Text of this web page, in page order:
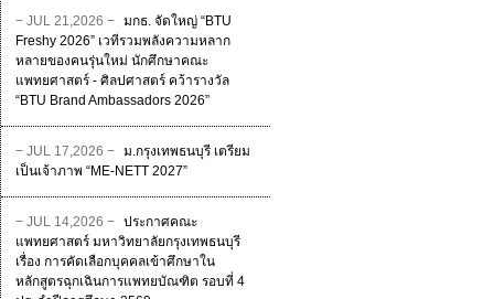
− JUL 21,2026 − มกธ. จัดใหญ่ “BTU
Freshy 2026” เวทีรวมพลังความหลาก
หลายของคนรุ่นใหม่ นักศึกษาคณะ
แพทยศาสตร์ - ศิลปศาสตร์ คว้ารางวัล
“BTU Brand Ambassadors 2026”
− JUL 17,2026 − ม.กรุงเทพธนบุรี เตรียม
เป็นเจ้าภาพ “ME-NETT 2027”
− JUL 14,2026 − ประกาศคณะ
แพทยศาสตร์ มหาวิทยาลัยกรุงเทพธนบุรี
เรื่อง การคัดเลือกบุคคลเข้าศึกษาใน
หลักสูตรฉุกเฉินการแพทยบัณฑิต รอบที่ 4